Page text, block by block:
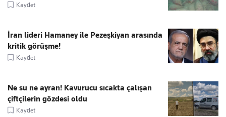
Kaydet
İran lideri Hamaney ile Pezeşkiyan arasında
kritik görüşme!
Kaydet
Ne su ne ayran! Kavurucu sıcakta çalışan
çiftçilerin gözdesi oldu
Kaydet